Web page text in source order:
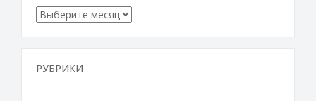
Архивы
РУБРИКИ